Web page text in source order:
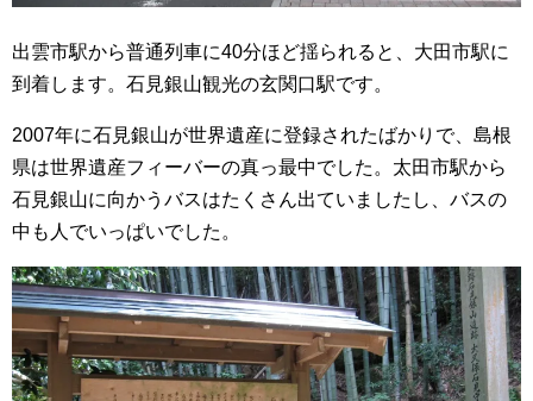
出雲市駅から普通列車に40分ほど揺られると、大田市駅に
到着します。石見銀山観光の玄関口駅です。
2007年に石見銀山が世界遺産に登録されたばかりで、島根
県は世界遺産フィーバーの真っ最中でした。太田市駅から
石見銀山に向かうバスはたくさん出ていましたし、バスの
中も人でいっぱいでした。